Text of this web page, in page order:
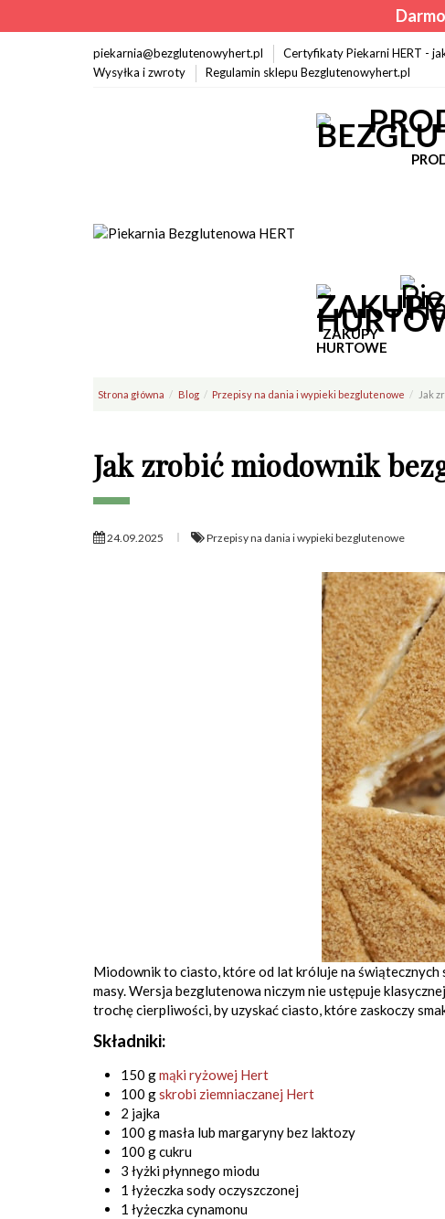
piekarnia@bezglutenowyhert.pl
Certyfikaty Piekarni HERT -
Wysyłka i zwroty
Regulamin sklepu Bezglutenowyhert.pl
ZAKUPY
HURTOWE
Strona główna Blog Przepisy na dania i wypieki bezglutenowe Jak
Jak zrobić miodownik
24.09.2025 Przepisy na dania i wypieki bezglutenowe
Miodownik to ciasto, które od lat króluje na świątecznych
masy. Wersja bezglutenowa niczym nie ustępuje
trochę cierpliwości, by uzyskać ciasto, które zaskoczy
Składniki:
150 gmąki ryżowej Hert
100 gskrobi ziemniaczanej Hert
2 jajka
100 g masła lub margaryny bez laktozy
100 g cukru
3 łyżki płynnego miodu
1 łyżeczka sody oczyszczonej
1 łyżeczka cynamonu